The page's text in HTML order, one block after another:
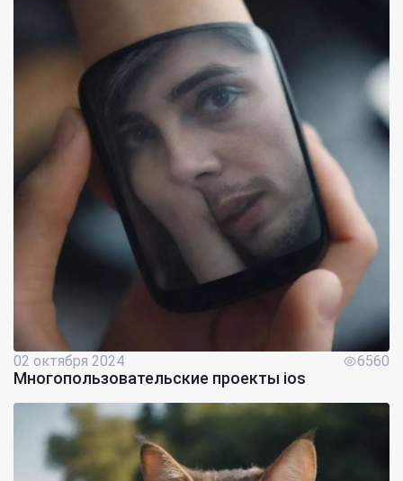
02 октября 2024 6560
Многопользовательские проекты ios